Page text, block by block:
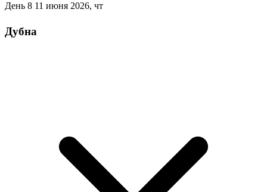
День 8 11 июня 2026, чт
Дубна